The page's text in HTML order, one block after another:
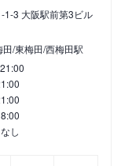
1-3 大阪駅前第3ビル
/東梅田/西梅田駅
し